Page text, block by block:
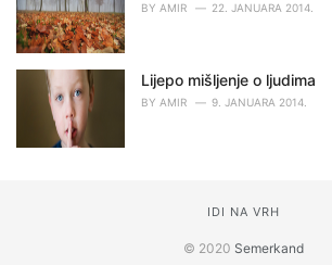
BY AMIR 22. JANUARA 2014.
Lijepo mišljenje o ljudima
BY AMIR 9. JANUARA 2014.
IDI NA VRH
© 2020 Semerkand